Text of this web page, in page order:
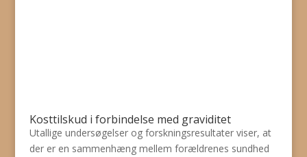
Kosttilskud i forbindelse med graviditet
Utallige undersøgelser og forskningsresultater viser, at
der er en sammenhæng mellem forældrenes sundhed